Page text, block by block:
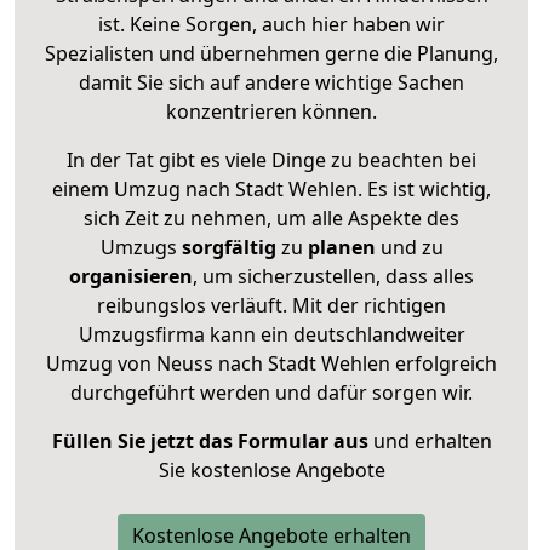
ist. Keine Sorgen, auch hier haben wir
Spezialisten und übernehmen gerne die Planung,
damit Sie sich auf andere wichtige Sachen
konzentrieren können.
In der Tat gibt es viele Dinge zu beachten bei
einem Umzug nach Stadt Wehlen. Es ist wichtig,
sich Zeit zu nehmen, um alle Aspekte des
Umzugs sorgfältig zu planen und zu
organisieren, um sicherzustellen, dass alles
reibungslos verläuft. Mit der richtigen
Umzugsfirma kann ein deutschlandweiter
Umzug von Neuss nach Stadt Wehlen erfolgreich
durchgeführt werden und dafür sorgen wir.
Füllen Sie jetzt das Formular ausund erhalten
Sie kostenlose Angebote
Kostenlose Angebote erhalten